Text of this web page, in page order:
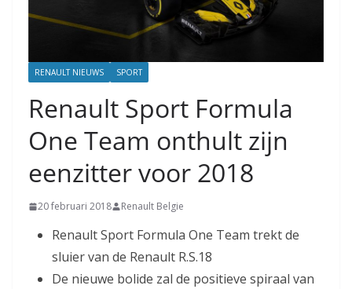
RENAULT NIEUWS SPORT
Renault Sport Formula
One Team onthult zijn
eenzitter voor 2018
20 februari 2018 Renault Belgie
Renault Sport Formula One Team trekt de
sluier van de Renault R.S.18
De nieuwe bolide zal de positieve spiraal van